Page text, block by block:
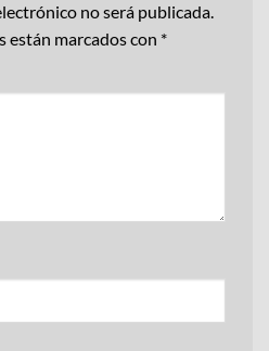
no será publicada.
están marcados con *